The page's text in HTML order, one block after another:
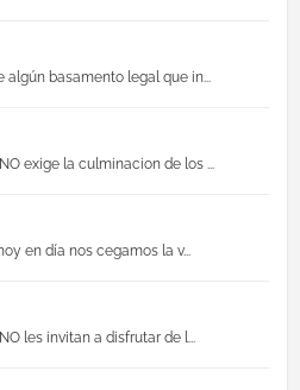
basamento legal que in...
exige la culminacion de los ...
en día nos cegamos la v...
les invitan a disfrutar de l...